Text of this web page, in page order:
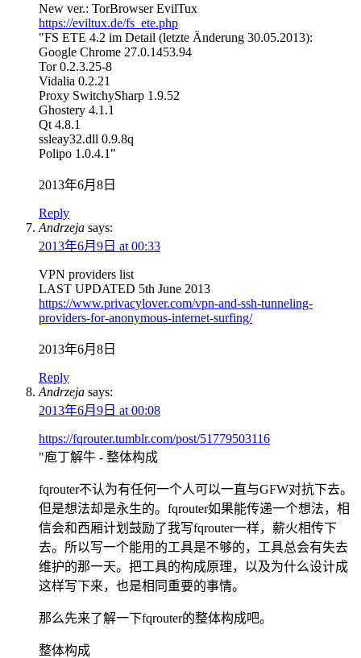
New ver.: TorBrowser EvilTux
https://eviltux.de/fs_ete.php
"FS ETE 4.2 im Detail (letzte Änderung 30.05.2013):
Google Chrome 27.0.1453.94
Tor 0.2.3.25-8
Vidalia 0.2.21
Proxy SwitchySharp 1.9.52
Ghostery 4.1.1
Qt 4.8.1
ssleay32.dll 0.9.8q
Polipo 1.0.4.1"
2013年6月8日
Reply
Andrzeja says:
2013年6月9日 at 00:33
VPN providers list
LAST UPDATED 5th June 2013
https://www.privacylover.com/vpn-and-ssh-tunneling-
providers-for-anonymous-internet-surfing/
2013年6月8日
Reply
Andrzeja says:
2013年6月9日 at 00:08
https://fqrouter.tumblr.com/post/51779503116
"庖丁解牛 - 整体构成
fqrouter不认为有任何一个人可以一直与GFW对抗下去。
但是想法却是永生的。fqrouter如果能传递一个想法，相
信会和西厢计划鼓励了我写fqrouter一样，薪火相传下
去。所以写一个能用的工具是不够的，工具总会有失去
维护的那一天。把工具的构成原理，以及为什么设计成
这样写下来，也是相同重要的事情。
那么先来了解一下fqrouter的整体构成吧。
整体构成